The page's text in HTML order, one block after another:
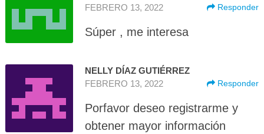
FEBRERO 13, 2022
Responder
Súper , me interesa
NELLY DÍAZ GUTIÉRREZ
FEBRERO 13, 2022
Responder
Porfavor deseo registrarme y
obtener mayor información